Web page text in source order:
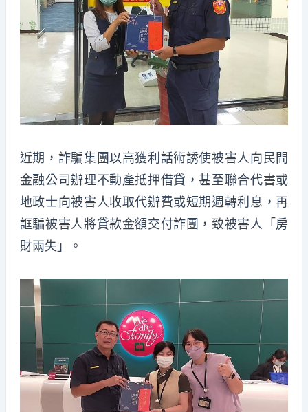
近期，詐騙集團以高獲利話術誘使被害人向民間
金融公司辦理不動產抵押借貸，甚至聯合代書或
地政士向被害人收取代辦費或短期週轉利息，再
誆騙被害人將貸款金額交付詐團，致被害人「房
財兩失」。